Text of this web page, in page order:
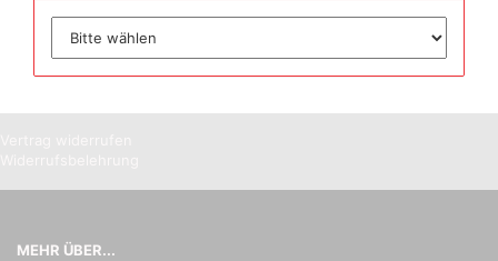
MEHR ÜBER...